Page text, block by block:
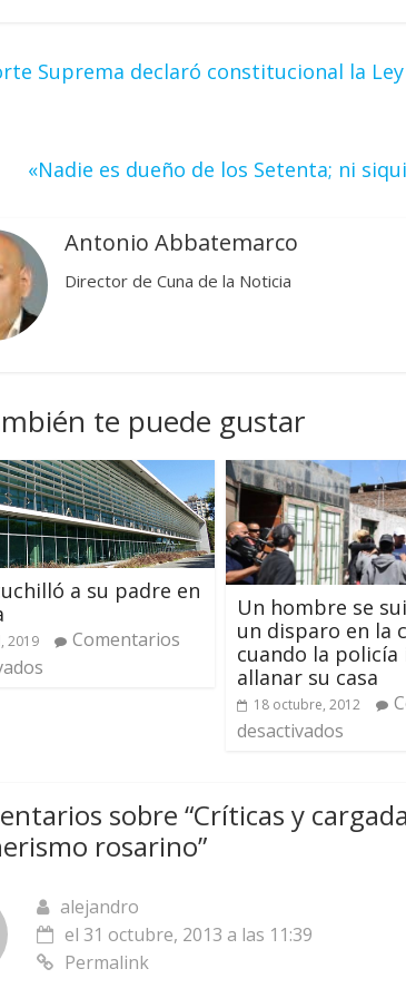
Suprema declaró constitucional la
«Nadie es dueño de los Setenta; ni
Antonio Abbatemarco
Director de Cuna de la Noticia
te puede gustar
a su padre en
2019
Comentarios
Un hombre se
un disparo en la
cuando la
allanar su casa
18 octubre, 2012
desactivados
sobre “Críticas y
rosarino”
alejandro
el 31 octubre, 2013 a las 11:39
Permalink